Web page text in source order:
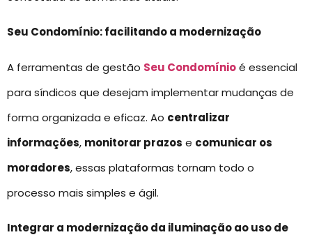
Seu Condomínio: facilitando a modernização
A ferramentas de gestão Seu Condomínioé essencial
para síndicos que desejam implementar mudanças de
forma organizada e eficaz. Ao centralizar
informações, monitorar prazos e comunicar os
moradores, essas plataformas tornam todo o
processo mais simples e ágil.
Integrar a modernização da iluminação ao uso de